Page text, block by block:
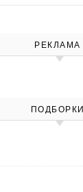
РЕКЛАМА
ПОДБОРКИ